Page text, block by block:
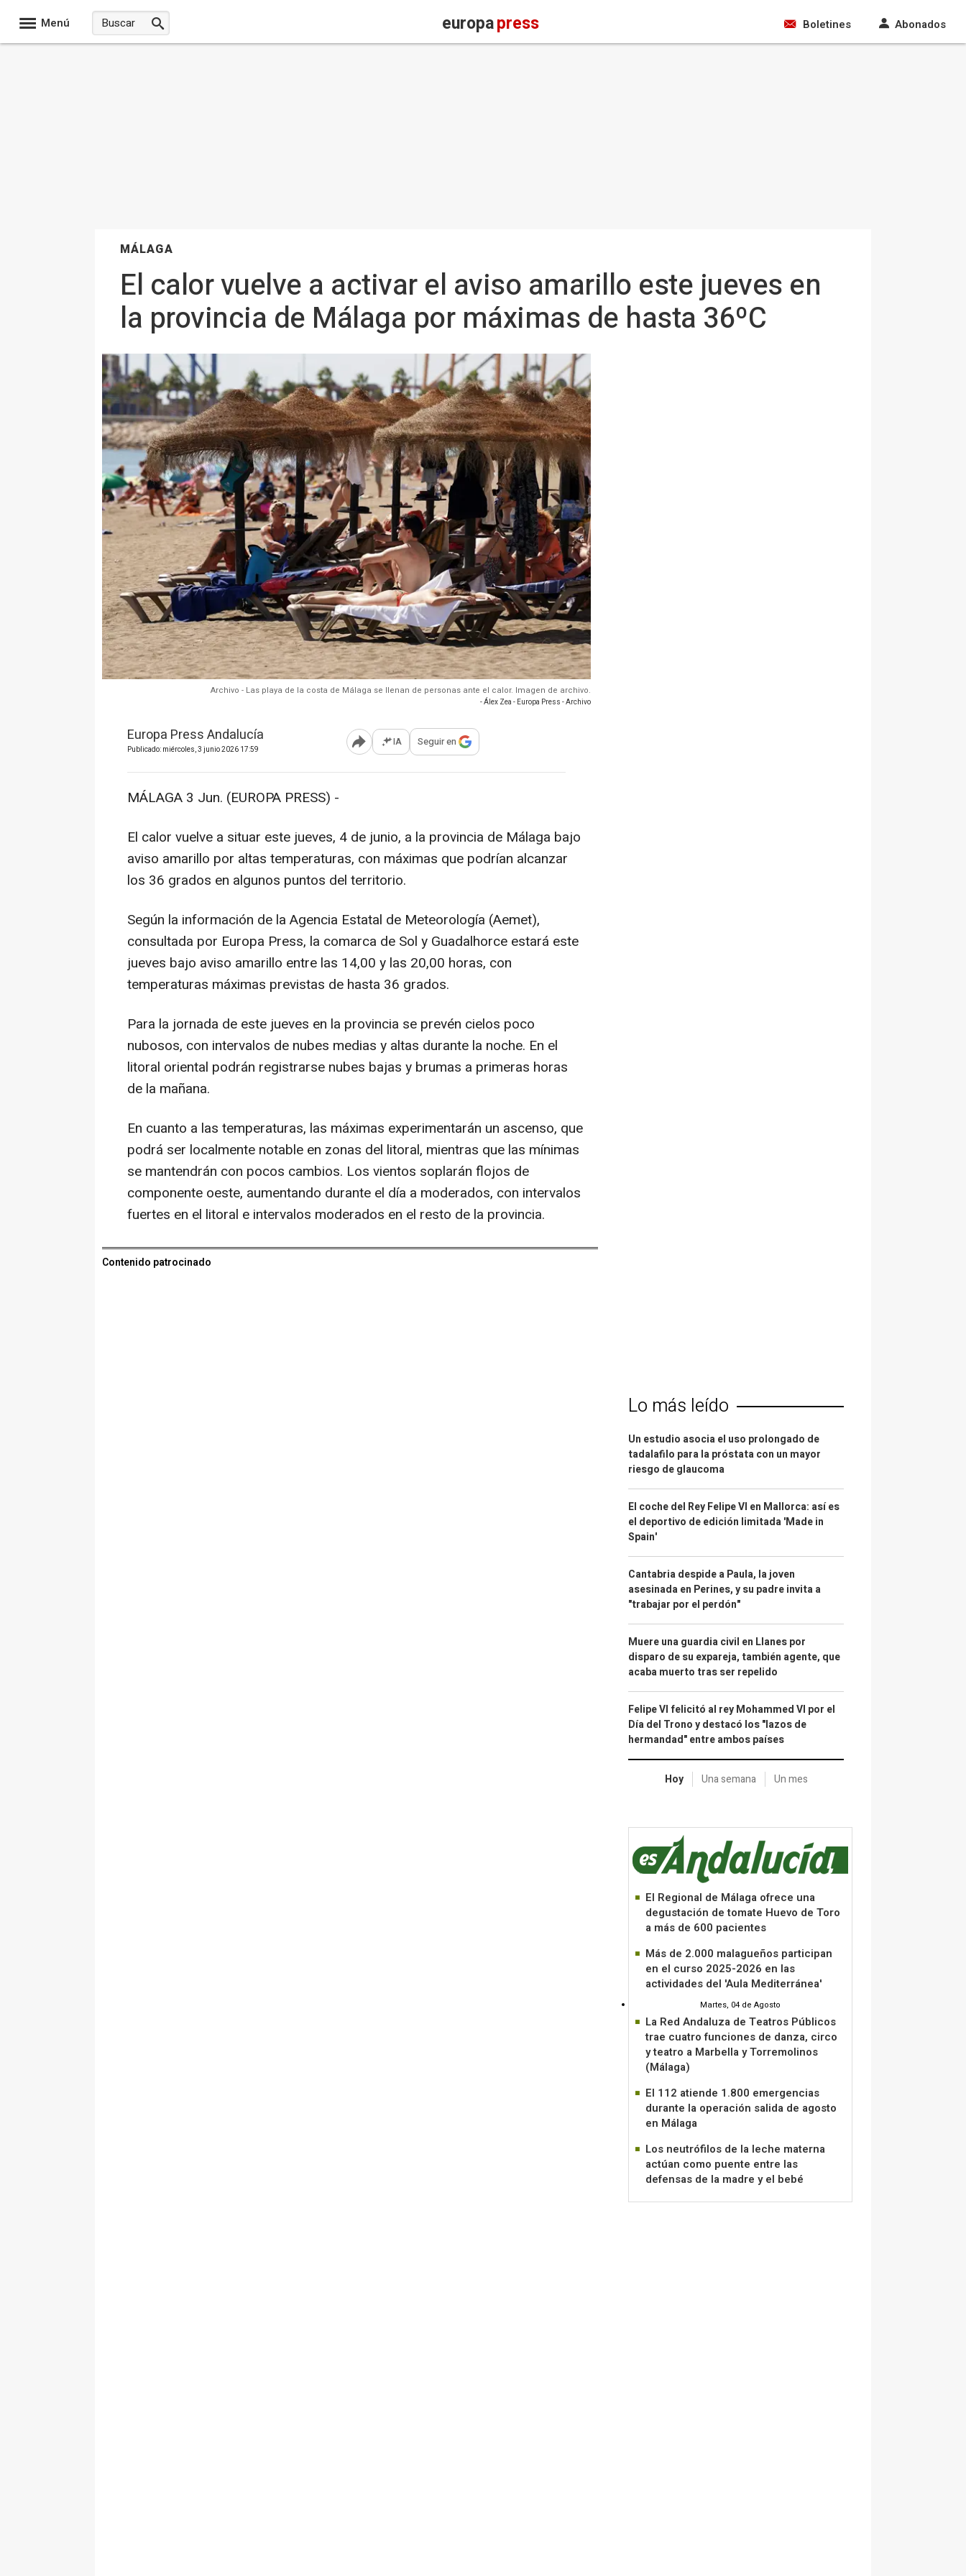
Menú europapress Boletines Abonados
MÁLAGA
El calor vuelve a activar el aviso amarillo este jueves en
la provincia de Málaga por máximas de hasta 36ºC
Archivo - Las playa de la costa de Málaga se llenan de personas ante el calor. Imagen de archivo.
- Álex Zea - Europa Press - Archivo
Europa Press Andalucía
Publicado: miércoles, 3 junio 2026 17:59 Abrir opciones para compartir
IA Seguir en
MÁLAGA 3 Jun. (EUROPA PRESS) -
El calor vuelve a situar este jueves, 4 de junio, a la provincia de Málaga bajo
aviso amarillo por altas temperaturas, con máximas que podrían alcanzar
los 36 grados en algunos puntos del territorio.
Según la información de la Agencia Estatal de Meteorología (Aemet),
consultada por Europa Press, la comarca de Sol y Guadalhorce estará este
jueves bajo aviso amarillo entre las 14,00 y las 20,00 horas, con
temperaturas máximas previstas de hasta 36 grados.
Para la jornada de este jueves en la provincia se prevén cielos poco
nubosos, con intervalos de nubes medias y altas durante la noche. En el
litoral oriental podrán registrarse nubes bajas y brumas a primeras horas
de la mañana.
En cuanto a las temperaturas, las máximas experimentarán un ascenso, que
podrá ser localmente notable en zonas del litoral, mientras que las mínimas
se mantendrán con pocos cambios. Los vientos soplarán flojos de
componente oeste, aumentando durante el día a moderados, con intervalos
fuertes en el litoral e intervalos moderados en el resto de la provincia.
Contenido patrocinado
Lo más leído
Un estudio asocia el uso prolongado de
tadalafilo para la próstata con un mayor
riesgo de glaucoma
El coche del Rey Felipe VI en Mallorca: así es
el deportivo de edición limitada 'Made in
Spain'
Cantabria despide a Paula, la joven
asesinada en Perines, y su padre invita a
"trabajar por el perdón"
Muere una guardia civil en Llanes por
disparo de su expareja, también agente, que
acaba muerto tras ser repelido
Felipe VI felicitó al rey Mohammed VI por el
Día del Trono y destacó los "lazos de
hermandad" entre ambos países
Hoy Una semana Un mes
El Regional de Málaga ofrece una
degustación de tomate Huevo de Toro
a más de 600 pacientes
Más de 2.000 malagueños participan
en el curso 2025-2026 en las
actividades del 'Aula Mediterránea'
Martes, 04 de Agosto
La Red Andaluza de Teatros Públicos
trae cuatro funciones de danza, circo
y teatro a Marbella y Torremolinos
(Málaga)
El 112 atiende 1.800 emergencias
durante la operación salida de agosto
en Málaga
Los neutrófilos de la leche materna
actúan como puente entre las
defensas de la madre y el bebé